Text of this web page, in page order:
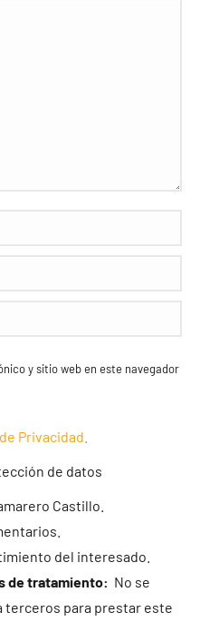
y sitio web en este navegador
Privacidad
de datos
Castillo.
del interesado.
de tratamiento: No se
terceros para prestar este